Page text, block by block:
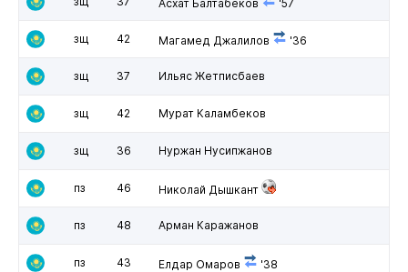
Асхат Балтабеков '57
зщ 42 Магамед Джалилов '36
зщ 37 Ильяс Жетписбаев
зщ 42 Мурат Каламбеков
зщ 36 Нуржан Нусипжанов
пз 46 Николай Дышкант
пз 48 Арман Каражанов
пз 43 Елдар Омаров '38